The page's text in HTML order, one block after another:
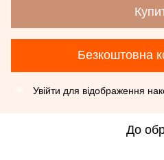
Безкоштовна
Увійти для відображення
До